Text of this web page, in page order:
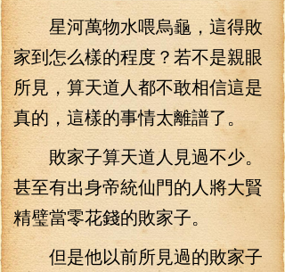
星河萬物水喂烏龜，這得敗
家到怎么樣的程度？若不是親眼
所見，算天道人都不敢相信這是
真的，這樣的事情太離譜了。
敗家子算天道人見過不少。
甚至有出身帝統仙門的人將大賢
精璧當零花錢的敗家子。
但是他以前所見過的敗家子